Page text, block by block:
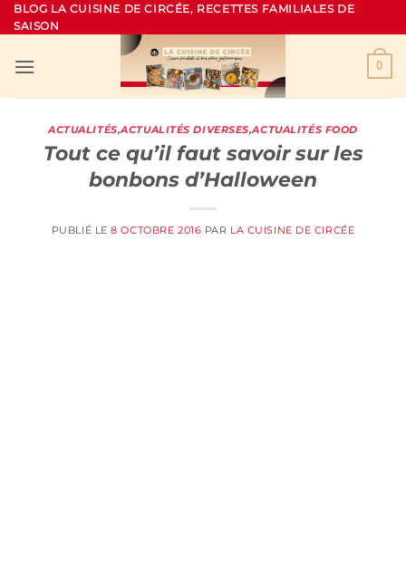
Passer
au
BLOG LA CUISINE DE CIRCÉE, RECETTES FAMILIALES DE
SAISON
0
ACTUALITÉS,ACTUALITÉS DIVERSES,ACTUALITÉS FOOD
Tout ce qu’il faut savoir sur les
bonbons d’Halloween
PUBLIÉ LE8 OCTOBRE 2016 PAR LA CUISINE DE CIRCÉE